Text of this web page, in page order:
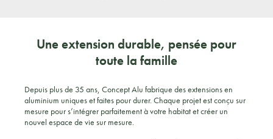
Une extension durable, pensée pour
toute la famille
Depuis plus de 35 ans, Concept Alu fabrique des extensions en
aluminium uniques et faites pour durer. Chaque projet est conçu sur
mesure pour s’intégrer parfaitement à votre habitat et créer un
nouvel espace de vie sur mesure.